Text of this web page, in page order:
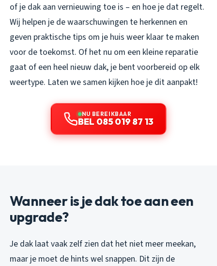
of je dak aan vernieuwing toe is – en hoe je dat regelt.
Wij helpen je de waarschuwingen te herkennen en
geven praktische tips om je huis weer klaar te maken
voor de toekomst. Of het nu om een kleine reparatie
gaat of een heel nieuw dak, je bent voorbereid op elk
weertype. Laten we samen kijken hoe je dit aanpakt!
NU BEREIKBAAR
BEL 085 019 87 13
Wanneer is je dak toe aan een
upgrade?
Je dak laat vaak zelf zien dat het niet meer meekan,
maar je moet de hints wel snappen. Dit zijn de